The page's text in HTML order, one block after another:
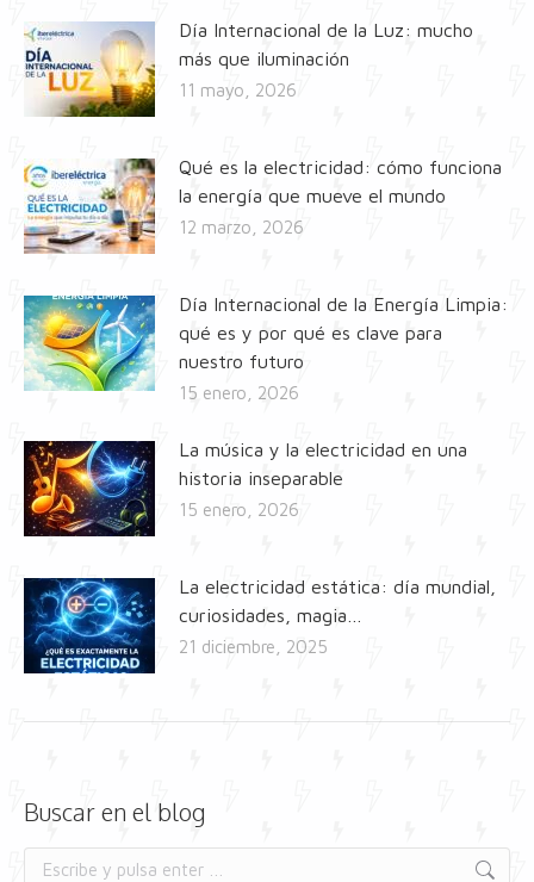
Día Internacional de la Luz: mucho
más que iluminación
11 mayo, 2026
Qué es la electricidad: cómo funciona
la energía que mueve el mundo
12 marzo, 2026
Día Internacional de la Energía Limpia:
qué es y por qué es clave para
nuestro futuro
15 enero, 2026
La música y la electricidad en una
historia inseparable
15 enero, 2026
La electricidad estática: día mundial,
curiosidades, magia…
21 diciembre, 2025
Buscar en el blog
Buscar: